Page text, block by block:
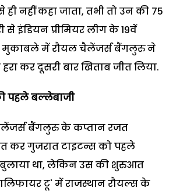
नहीं कहा जाता, तभी तो उन की 75
से इंडियन प्रीमियर लीग के 19वें
में रौयल चैलेंजर्स बैंगलुरु ने
कर दूसरी बार खिताब जीत लिया.
पहले बल्लेबाजी
बैंगलुरु के कप्तान रजत
कर गुजरात टाइटन्स को पहले
था, लेकिन उस की शुरुआत
टू' में राजस्थान रौयल्स के